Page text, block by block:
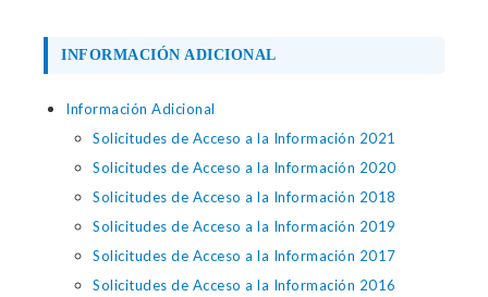
INFORMACIÓN ADICIONAL
Información Adicional
Solicitudes de Acceso a la Información 2021
Solicitudes de Acceso a la Información 2020
Solicitudes de Acceso a la Información 2018
Solicitudes de Acceso a la Información 2019
Solicitudes de Acceso a la Información 2017
Solicitudes de Acceso a la Información 2016